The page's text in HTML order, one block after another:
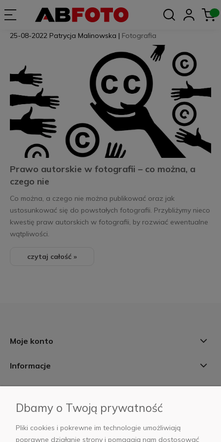
Prawo autorskie w fotografii – co można, a
czego nie
25-08-2022 Patrycja Malinowska | Fotografia
Co można, a czego nie można publikować oraz jak
ustosunkować się do powstałych fotografii. Przybliżymy nieco
kwestię praw autorskich w fotografii, by rozwiać ewentualne
wątpliwości.
czytaj całość »
Moje konto
Informacje
AB Foto
Dbamy o Twoją prywatność
Pliki cookies i pokrewne im technologie umożliwiają
poprawne działanie strony i pomagają nam dostosować